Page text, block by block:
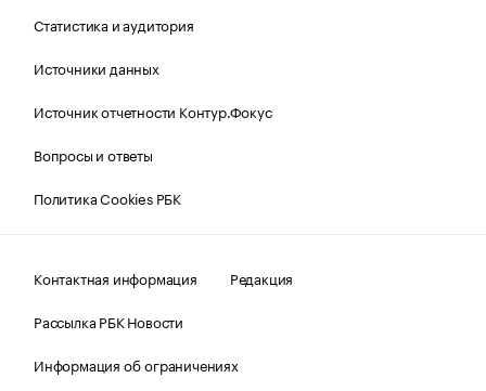
Статистика и аудитория
Источники данных
Источник отчетности Контур.Фокус
Вопросы и ответы
Политика Cookies РБК
Контактная информация
Редакция
Рассылка РБК Новости
Информация об ограничениях